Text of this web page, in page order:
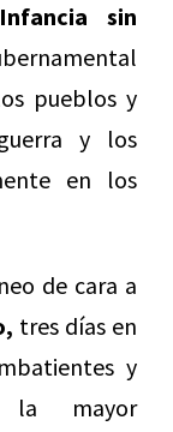
Infancia sin
pueblos y
y los
en los
de cara a
tres días en
y
la mayor